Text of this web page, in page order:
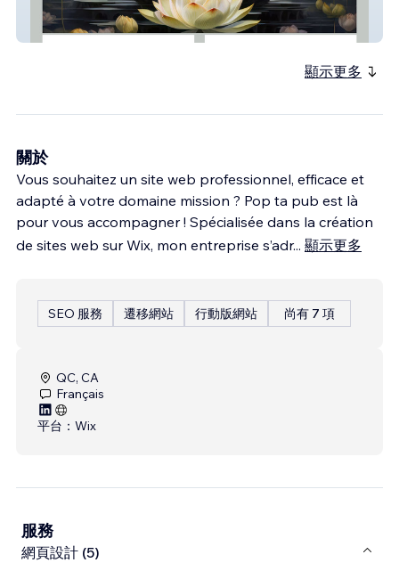
Christianne Beaulieu Soins Holistiques
顯示更多
關於
Vous souhaitez un site web professionnel, efficace et
adapté à votre domaine mission ? Pop ta pub est là
pour vous accompagner ! Spécialisée dans la création
de sites web sur Wix, mon entreprise s’adr... 顯示更多
SEO 服務 遷移網站 行動版網站 尚有 7 項
QC, CA
Français
平台： Wix
服務
網頁設計 (5)